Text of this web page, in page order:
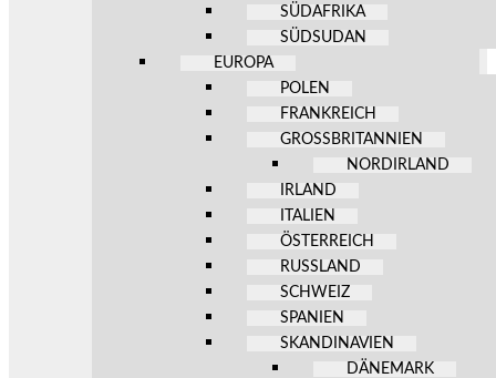
SÜDAFRIKA
SÜDSUDAN
EUROPA
POLEN
FRANKREICH
GROSSBRITANNIEN
NORDIRLAND
IRLAND
ITALIEN
ÖSTERREICH
RUSSLAND
SCHWEIZ
SPANIEN
SKANDINAVIEN
DÄNEMARK